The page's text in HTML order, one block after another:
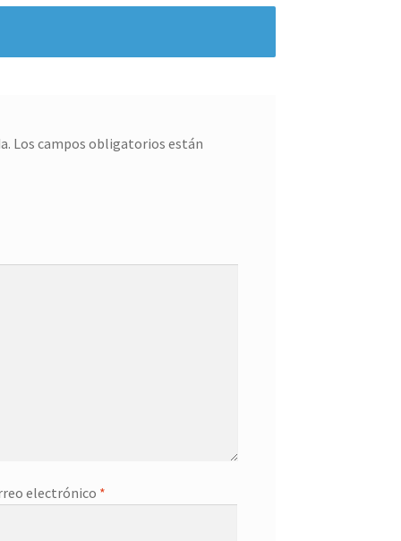
Los campos obligatorios están
electrónico *